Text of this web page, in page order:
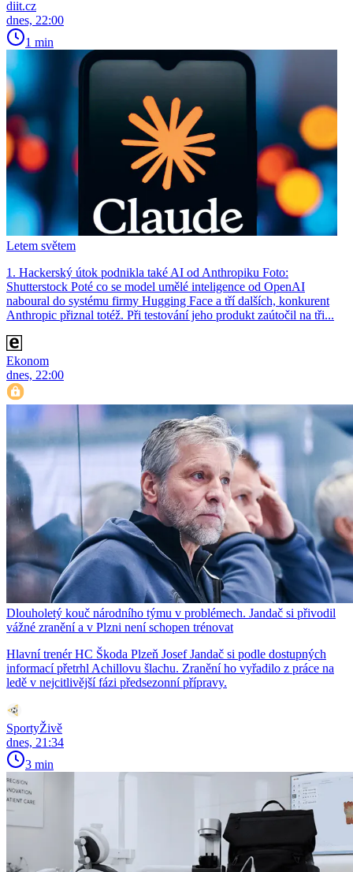
diit.cz
dnes, 22:00
1 min
Letem světem
1. Hackerský útok podnikla také AI od Anthropiku Foto:
Shutterstock Poté co se model umělé inteligence od OpenAI
naboural do systému firmy Hugging Face a tří dalších, konkurent
Anthro­pic přiznal totéž. Při testování jeho produkt zaútočil na tři...
Ekonom
dnes, 22:00
Dlouholetý kouč národního týmu v problémech. Jandač si přivodil
vážné zranění a v Plzni není schopen trénovat
Hlavní trenér HC Škoda Plzeň Josef Jandač si podle dostupných
informací přetrhl Achillovu šlachu. Zranění ho vyřadilo z práce na
ledě v nejcitlivější fázi předsezonní přípravy.
SportyŽivě
dnes, 21:34
3 min